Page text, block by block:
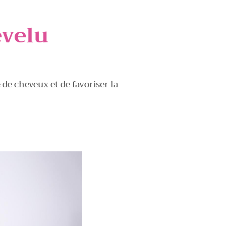
cheveux et de favoriser la